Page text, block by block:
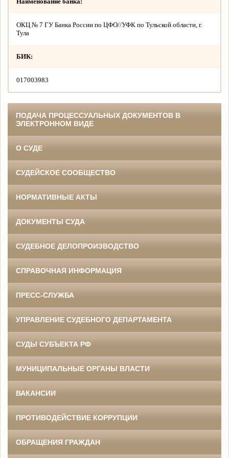
ОКЦ № 7 ГУ Банка России по ЦФО//УФК по Тульской области, г.
Тула
БИК:
017003983
ПОДАЧА ПРОЦЕССУАЛЬНЫХ ДОКУМЕНТОВ В
ЭЛЕКТРОННОМ ВИДЕ
О СУДЕ
СУДЕЙСКОЕ СООБЩЕСТВО
НОРМАТИВНЫЕ АКТЫ
ДОКУМЕНТЫ СУДА
СУДЕБНОЕ ДЕЛОПРОИЗВОДСТВО
СПРАВОЧНАЯ ИНФОРМАЦИЯ
ПРЕСС-СЛУЖБА
УПРАВЛЕНИЕ СУДЕБНОГО ДЕПАРТАМЕНТА
СУДЫ СУБЪЕКТА РФ
МУНИЦИПАЛЬНЫЕ ОРГАНЫ ВЛАСТИ
ВАКАНСИИ
ПРОТИВОДЕЙСТВИЕ КОРРУПЦИИ
ОБРАЩЕНИЯ ГРАЖДАН